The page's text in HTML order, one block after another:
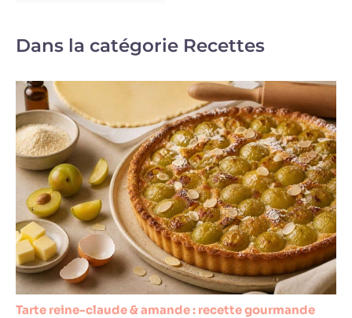
Dans la catégorie Recettes
Tarte reine-claude & amande : recette gourmande